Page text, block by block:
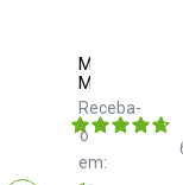
Mackie
MIX8
Receba-
o
em: